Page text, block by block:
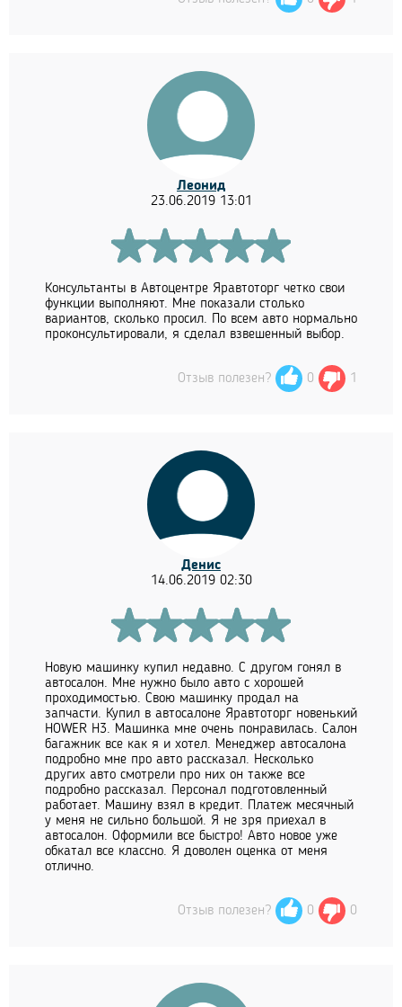
Леонид
23.06.2019 13:01
Консультанты в Автоцентре Яравтоторг четко свои
функции выполняют. Мне показали столько
вариантов, сколько просил. По всем авто нормально
проконсультировали, я сделал взвешенный выбор.
Отзыв полезен? 0 1
Денис
14.06.2019 02:30
Новую машинку купил недавно. С другом гонял в
автосалон. Мне нужно было авто с хорошей
проходимостью. Свою машинку продал на
запчасти. Купил в автосалоне Яравтоторг новенький
HOWER H3. Машинка мне очень понравилась. Салон
багажник все как я и хотел. Менеджер автосалона
подробно мне про авто рассказал. Несколько
других авто смотрели про них он также все
подробно рассказал. Персонал подготовленный
работает. Машину взял в кредит. Платеж месячный
у меня не сильно большой. Я не зря приехал в
автосалон. Оформили все быстро! Авто новое уже
обкатал все классно. Я доволен оценка от меня
отлично.
Отзыв полезен? 0 0